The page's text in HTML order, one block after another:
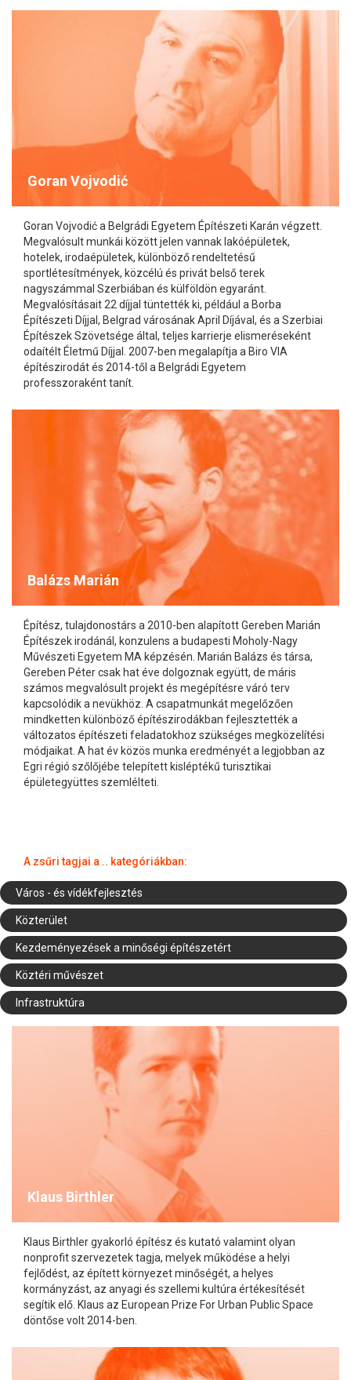
Goran Vojvodić
Goran Vojvodić a Belgrádi Egyetem Építészeti Karán végzett.
Megvalósult munkái között jelen vannak lakóépületek,
hotelek, irodaépületek, különböző rendeltetésű
sportlétesítmények, közcélú és privát belső terek
nagyszámmal Szerbiában és külföldön egyaránt.
Megvalósításait 22 díjjal tüntették ki, például a Borba
Építészeti Díjjal, Belgrad városának April Díjával, és a Szerbiai
Építészek Szövetsége által, teljes karrierje elismeréseként
odaítélt Életmű Díjjal. 2007-ben megalapítja a Biro VIA
építészirodát és 2014-től a Belgrádi Egyetem
professzoraként tanít.
Balázs Marián
Építész, tulajdonostárs a 2010-ben alapított Gereben Marián
Építészek irodánál, konzulens a budapesti Moholy-Nagy
Művészeti Egyetem MA képzésén. Marián Balázs és társa,
Gereben Péter csak hat éve dolgoznak együtt, de máris
számos megvalósult projekt és megépítésre váró terv
kapcsolódik a nevükhöz. A csapatmunkát megelőzően
mindketten különböző építészirodákban fejlesztették a
változatos építészeti feladatokhoz szükséges megközelítési
módjaikat. A hat év közös munka eredményét a legjobban az
Egri régió szőlőjébe telepített kisléptékű turisztikai
épületegyüttes szemlélteti.
A zsűri tagjai a .. kategóriákban:
Város - és vídékfejlesztés
Közterület
Kezdeményezések a minőségi építészetért
Köztéri művészet
Infrastruktúra
Klaus Birthler
Klaus Birthler gyakorló építész és kutató valamint olyan
nonprofit szervezetek tagja, melyek működése a helyi
fejlődést, az épített környezet minőségét, a helyes
kormányzást, az anyagi és szellemi kultúra értékesítését
segítik elő. Klaus az European Prize For Urban Public Space
döntőse volt 2014-ben.